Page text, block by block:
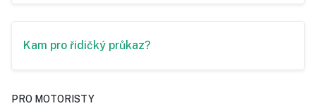
Kam pro řidičký průkaz?
PRO MOTORISTY